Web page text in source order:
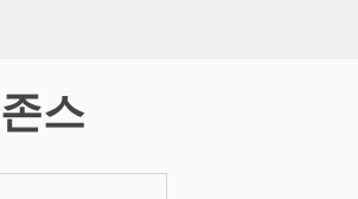
스